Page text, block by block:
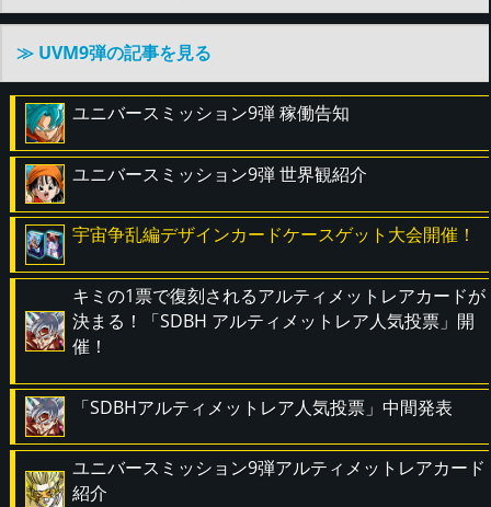
≫ UVM9弾の記事を見る
ユニバースミッション9弾 稼働告知
ユニバースミッション9弾 世界観紹介
宇宙争乱編デザインカードケースゲット大会開催！
キミの1票で復刻されるアルティメットレアカードが
決まる！「SDBH アルティメットレア人気投票」開
催！
「SDBHアルティメットレア人気投票」中間発表
ユニバースミッション9弾アルティメットレアカード
紹介